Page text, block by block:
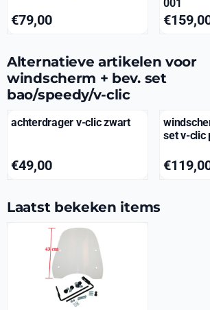
Prijs: 79,00
€79,00
001
Prijs:
Alternatieve artikelen voor
windscherm + bev. set
bao/speedy/v-clic
achterdrager v-clic zwart
Prijs: 49,00
€49,00
set v-clic
Prijs:
Laatst bekeken items